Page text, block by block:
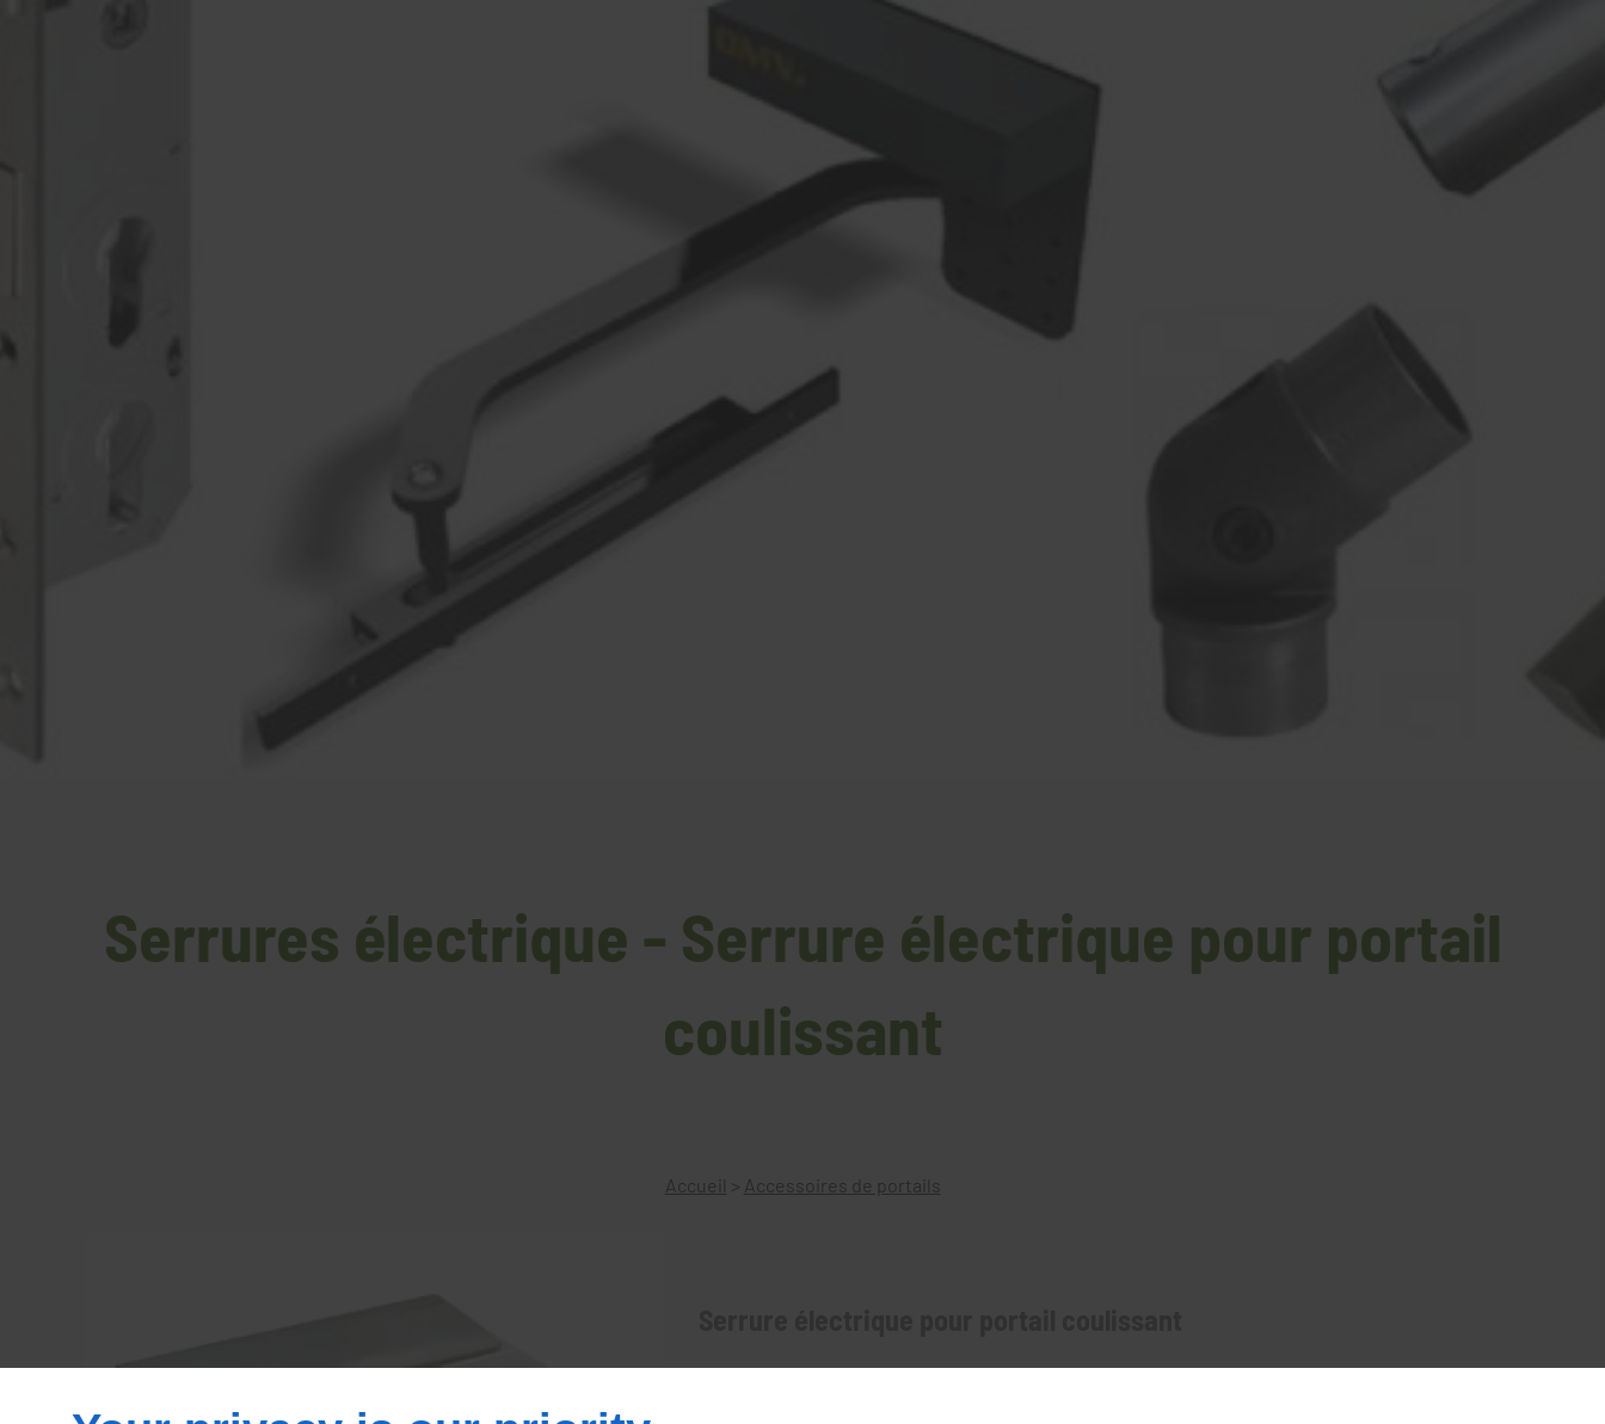
Serrures électrique - Serrure électrique pour portail
coulissant
Accueil > Accessoires de portails
La serrure électrique V09 est l'unique serrure à haute fiabilité spécialement conçue pour être